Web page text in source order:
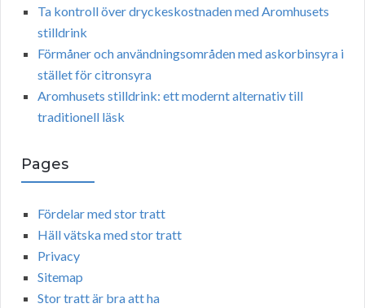
Ta kontroll över dryckeskostnaden med Aromhusets
stilldrink
Förmåner och användningsområden med askorbinsyra i
stället för citronsyra
Aromhusets stilldrink: ett modernt alternativ till
traditionell läsk
Pages
Fördelar med stor tratt
Häll vätska med stor tratt
Privacy
Sitemap
Stor tratt är bra att ha